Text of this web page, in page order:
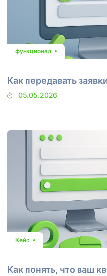
функционал
Как передавать
05.05.2026
Кейс
Как понять, что ваш